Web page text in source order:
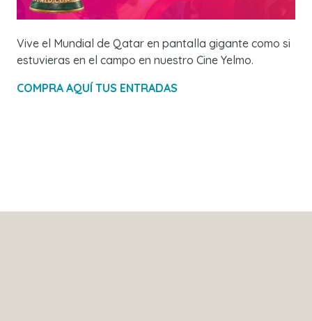
Vive el Mundial de Qatar en pantalla gigante como si
estuvieras en el campo en nuestro Cine Yelmo.
COMPRA AQUÍ TUS ENTRADAS